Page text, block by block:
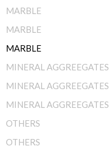
MARBLE
MARBLE
MARBLE
MINERAL AGGREEGATES
MINERAL AGGREEGATES
MINERAL AGGREEGATES
OTHERS
OTHERS